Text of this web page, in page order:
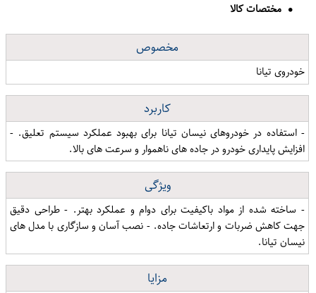
مختصات کالا
مخصوص
خودروی تیانا
کاربرد
- استفاده در خودروهای نیسان تیانا برای بهبود عملکرد سیستم تعلیق. -
افزایش پایداری خودرو در جاده های ناهموار و سرعت های بالا.
ویژگی
- ساخته شده از مواد باکیفیت برای دوام و عملکرد بهتر. - طراحی دقیق
جهت کاهش ضربات و ارتعاشات جاده. - نصب آسان و سازگاری با مدل های
نیسان تیانا.
مزایا